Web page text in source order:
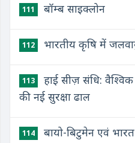
111 बॉम्ब साइक्लोन
112 भारतीय कृषि में
113
हाई सीज़ संधि:
की नई सुरक्षा ढाल
114
बायो-बिटुमेन एवं भारत